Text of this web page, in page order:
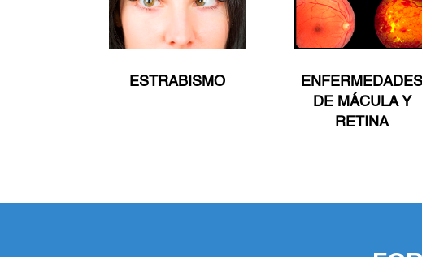
ESTRABISMO
ENFERMEDADES
DE MÁCULA Y
RETINA